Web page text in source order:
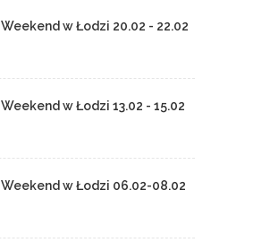
Weekend w Łodzi 20.02 - 22.02
Weekend w Łodzi 13.02 - 15.02
Weekend w Łodzi 06.02-08.02